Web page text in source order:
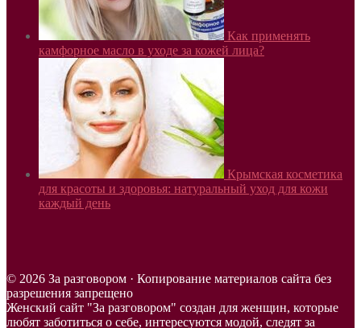
Как применять
камфорное масло в уходе за кожей лица?
Крымская косметика
для красоты и здоровья: натуральный уход для кожи
каждый день
© 2026 За разговором · Копирование материалов сайта без
разрешения запрещено
Женский сайт "За разговором" создан для женщин, которые
любят заботиться о себе, интересуются модой, следят за